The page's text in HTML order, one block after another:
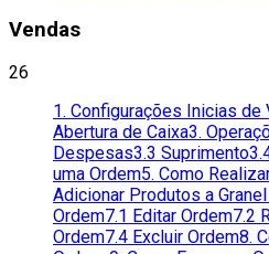
Vendas
26
1. Configurações Inicias de
Abertura de Caixa3.
Despesas3.3 Suprimento
uma Ordem5. Como
Adicionar Produtos a
Ordem7.1 Editar Ordem7.2
Ordem7.4 Excluir Ordem8.